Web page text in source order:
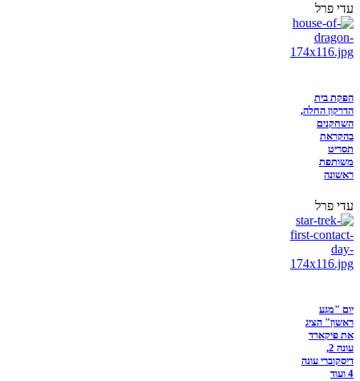
עדי פרל
הפקת בית
הדרקון החלה,
השחקנים
בהקראת
תסריט
משותפת
ראשונה
עדי פרל
יום "מגע
ראשון" הציג
את פיקארד
עונה 2,
דיסקוברי עונה
4 ועוד